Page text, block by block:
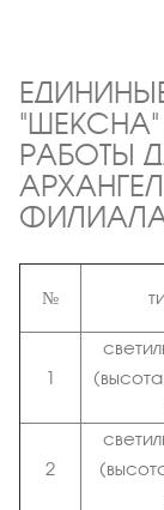
РАБОТЫ
№
1
2